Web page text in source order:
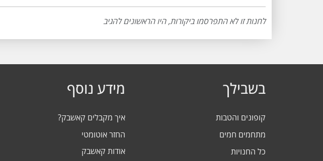
לחנות זו לא התפרסמו ביקורות, היו הראשונים להגיב
בשבילך
קופונים והטבות
מתחמים חמים
כל החנויות
מידע נוסף
איך מקבלים קאשבק?
החזר אוטומטי
אודות קאשבק